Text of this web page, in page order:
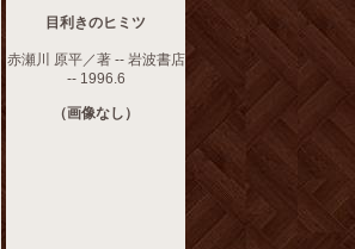
目利きのヒミツ
赤瀬川 原平／著 -- 岩波書店
-- 1996.6
（画像なし）